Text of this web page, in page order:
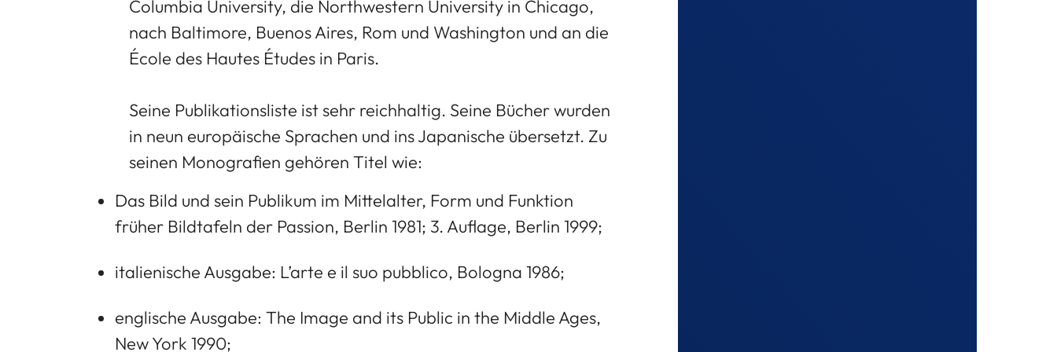
Columbia University, die Northwestern University in Chicago,
nach Baltimore, Buenos Aires, Rom und Washington und an die
École des Hautes Études in Paris.
Seine Publikationsliste ist sehr reichhaltig. Seine Bücher wurden
in neun europäische Sprachen und ins Japanische übersetzt. Zu
seinen Monografien gehören Titel wie:
Das Bild und sein Publikum im Mittelalter, Form und Funktion
früher Bildtafeln der Passion, Berlin 1981; 3. Auflage, Berlin 1999;
italienische Ausgabe: L’arte e il suo pubblico, Bologna 1986;
englische Ausgabe: The Image and its Public in the Middle Ages,
New York 1990;